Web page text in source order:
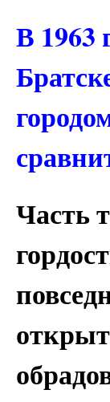
В 1963
Часть